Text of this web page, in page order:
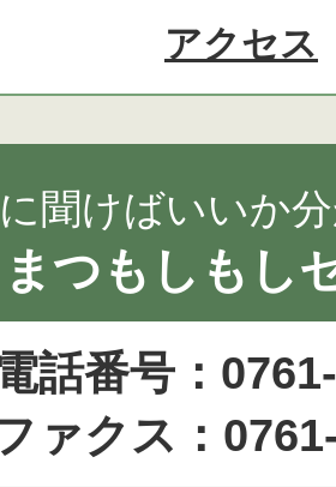
アクセス
聞けばいいか
つもしもし
話番号：
ァクス：